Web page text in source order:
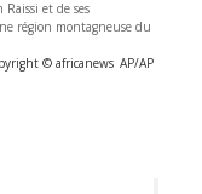
et de ses
région montagneuse du
© africanews AP/AP